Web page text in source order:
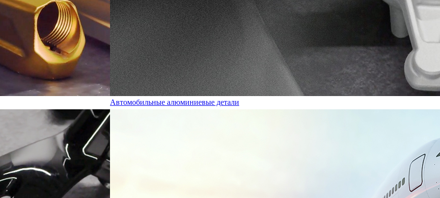
Автомобильные алюминиевые детали